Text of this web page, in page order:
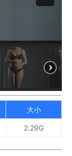
大小
2.29G